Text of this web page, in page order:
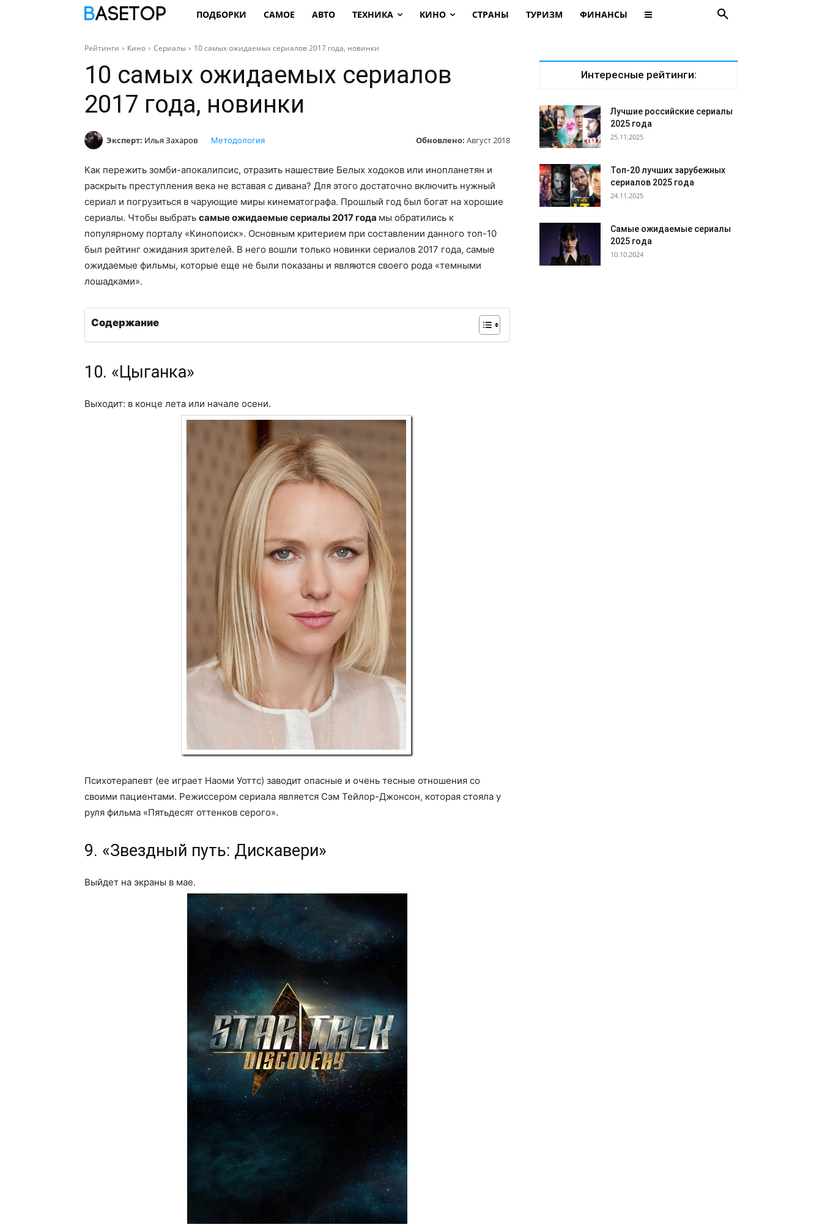
ПОДБОРКИ САМОЕ АВТО ТЕХНИКА КИНО СТРАНЫ ТУРИЗМ ФИНАНСЫ
Рейтинги Кино Сериалы 10 самых ожидаемых сериалов 2017 года, новинки
10 самых ожидаемых сериалов
2017 года, новинки
Эксперт: Илья Захаров Обновлено: Август 2018
Методология
Как пережить зомби-апокалипсис, отразить нашествие Белых ходоков или инопланетян и
раскрыть преступления века не вставая с дивана? Для этого достаточно включить нужный
сериал и погрузиться в чарующие миры кинематографа. Прошлый год был богат на хорошие
сериалы. Чтобы выбрать самые ожидаемые сериалы 2017 года мы обратились к
популярному порталу «Кинопоиск». Основным критерием при составлении данного топ-10
был рейтинг ожидания зрителей. В него вошли только новинки сериалов 2017 года, самые
ожидаемые фильмы, которые еще не были показаны и являются своего рода «темными
лошадками».
Содержание
10. «Цыганка»
Выходит: в конце лета или начале осени.
Психотерапевт (ее играет Наоми Уоттс) заводит опасные и очень тесные отношения со
своими пациентами. Режиссером сериала является Сэм Тейлор-Джонсон, которая стояла у
руля фильма «Пятьдесят оттенков серого».
9. «Звездный путь: Дискавери»
Выйдет на экраны в мае.
Интересные рейтинги:
Лучшие российские сериалы
2025 года
25.11.2025
Топ-20 лучших зарубежных
сериалов 2025 года
24.11.2025
Самые ожидаемые сериалы
2025 года
10.10.2024